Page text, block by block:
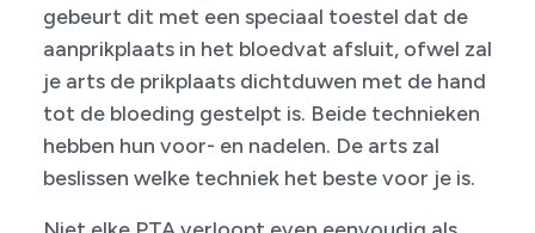
gebeurt dit met een speciaal toestel dat de
aanprikplaats in het bloedvat af­sluit, ofwel zal
je arts de prikplaats dichtduwen met de hand
tot de bloeding gestelpt is. Beide technieken
hebben hun voor- en nadelen. De arts zal
beslissen welke techniek het beste voor je is.